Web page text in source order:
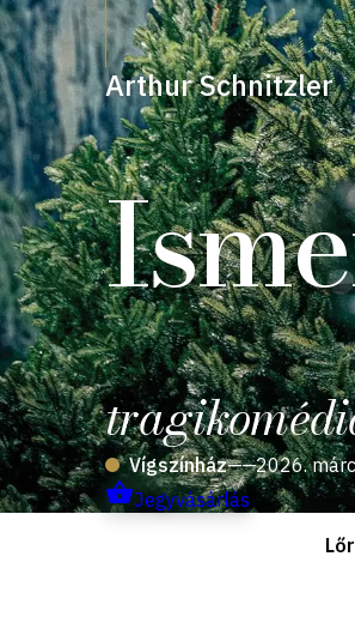
Arthur Schnitzler
Vígszínház——2026.
Jegyvásárlás